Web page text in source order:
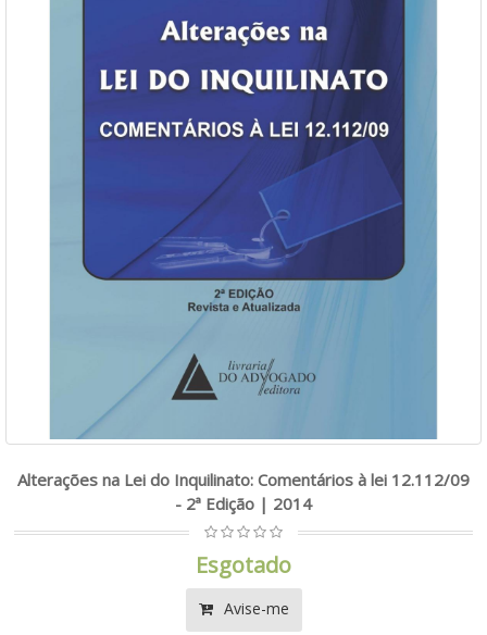
Alterações na Lei do Inquilinato: Comentários à lei 12.112/09
- 2ª Edição | 2014
Esgotado
Avise-me